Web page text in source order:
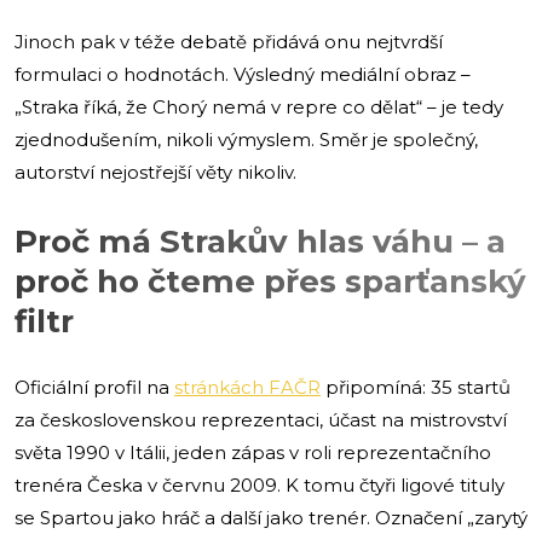
Jinoch pak v téže debatě přidává onu nejtvrdší
formulaci o hodnotách. Výsledný mediální obraz –
„Straka říká, že Chorý nemá v repre co dělat“ – je tedy
zjednodušením, nikoli výmyslem. Směr je společný,
autorství nejostřejší věty nikoliv.
Proč má Strakův hlas váhu – a
proč ho čteme přes sparťanský
filtr
Oficiální profil na stránkách FAČR připomíná: 35 startů
za československou reprezentaci, účast na mistrovství
světa 1990 v Itálii, jeden zápas v roli reprezentačního
trenéra Česka v červnu 2009. K tomu čtyři ligové tituly
se Spartou jako hráč a další jako trenér. Označení „zarytý